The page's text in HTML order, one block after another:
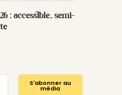
: accessible, semi-
S'abonner au
média